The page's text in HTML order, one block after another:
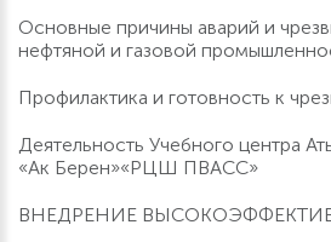
Основные причины аварий и
нефтяной и газовой
Профилактика и готовность к
Деятельность Учебного центра
«Ак Берен»«РЦШ ПВАСС»
ВНЕДРЕНИЕ